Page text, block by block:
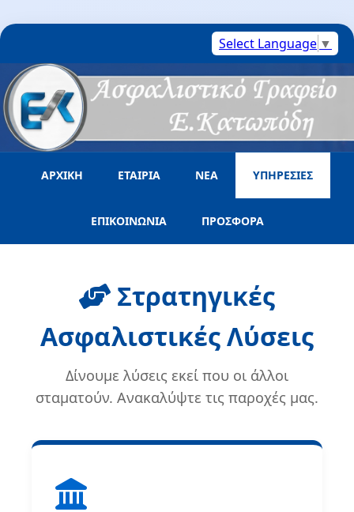
Select Language ▼
ΑΡΧΙΚΉ ΕΤΑΙΡΊΑ ΝΈΑ ΥΠΗΡΕΣΊΕΣ
ΕΠΙΚΟΙΝΩΝΊΑ ΠΡΟΣΦΟΡΆ
Στρατηγικές
Ασφαλιστικές Λύσεις
Δίνουμε λύσεις εκεί που οι άλλοι
σταματούν. Ανακαλύψτε τις παροχές μας.